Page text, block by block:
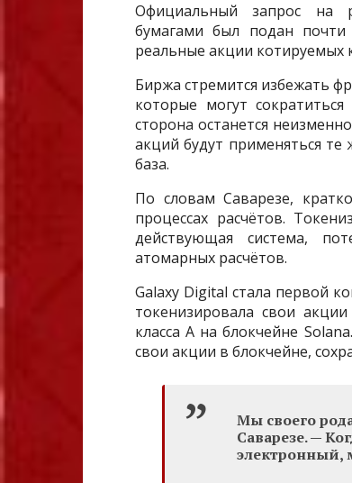
Официальный запрос на
бумагами был подан почти
реальные акции котируемых
Биржа стремится избежать
которые могут
сторона останется
акций будут применяться
база.
По словам Саварезе,
процессах расчётов.
действующая система,
атомарных расчётов.
Galaxy Digital стала первой
токенизировала свои
класса A на блокчейне
свои акции в блокчейне,
Мы своего
Саварезе. —
электронный,